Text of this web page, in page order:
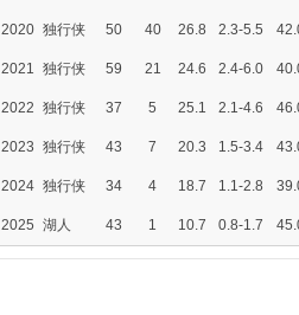
2020 独行侠 50 40 26.8 2.3-5.5
2021 独行侠 59 21 24.6 2.4-6.0
2022 独行侠 37 5 25.1 2.1-4.6
2023 独行侠 43 7 20.3 1.5-3.4
2024 独行侠 34 4 18.7 1.1-2.8
2025 湖人 43 1 10.7 0.8-1.7